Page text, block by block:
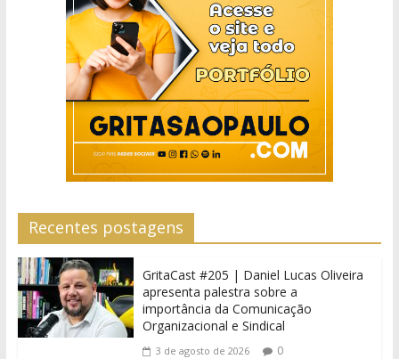
Recentes postagens
GritaCast #205 | Daniel Lucas Oliveira
apresenta palestra sobre a
importância da Comunicação
Organizacional e Sindical
3 de agosto de 2026 0